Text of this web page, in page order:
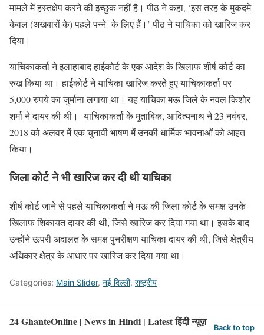
मामले में हस्तक्षेप करने की इच्छुक नहीं है। पीठ ने कहा, ‘इस तरह के मुकदमे
केवल (अखबारों के) पहले पन्ने के लिए हैं।’ पीठ ने याचिका को खारिज कर
दिया।
याचिकाकर्ता ने इलाहाबाद हाईकोर्ट के एक आदेश के खिलाफ शीर्ष कोर्ट का
रुख किया था। हाईकोर्ट ने याचिका खारिज करते हुए याचिकाकर्ता पर
5,000 रुपये का जुर्माना लगाया था। यह याचिका मऊ जिले के नवल किशोर
शर्मा ने दायर की थी। याचिकाकर्ता के मुताबिक, आदित्यनाथ ने 23 नवंबर,
2018 को अलवर में एक चुनावी भाषण में उनकी धार्मिक भावनाओं को आहत
किया।
जिला कोर्ट ने भी खारिज कर दी थी याचिका
शीर्ष कोर्ट जाने से पहले याचिकाकर्ता ने मऊ की जिला कोर्ट के समक्ष उनके
खिलाफ शिकायत दायर की थी, जिसे खारिज कर दिया गया था। इसके बाद
उन्होंने ऊपरी अदालत के समक्ष पुनरीक्षण याचिका दायर की थी, जिसे क्षेत्रीय
अधिकार क्षेत्र के आधार पर खारिज कर दिया गया था।
Categories: Main Slider, नई दिल्ली, राष्ट्रीय
24 GhanteOnline | News in Hindi | Latest हिंदी न्यूज़ Back to top